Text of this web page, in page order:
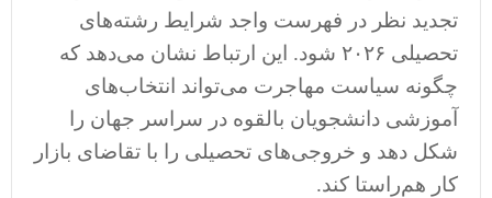
تجدید نظر در فهرست واجد شرایط رشته‌های
تحصیلی ۲۰۲۶ شود. این ارتباط نشان می‌دهد که
چگونه سیاست مهاجرت می‌تواند انتخاب‌های
آموزشی دانشجویان بالقوه در سراسر جهان را
شکل دهد و خروجی‌های تحصیلی را با تقاضای بازار
کار هم‌راستا کند.